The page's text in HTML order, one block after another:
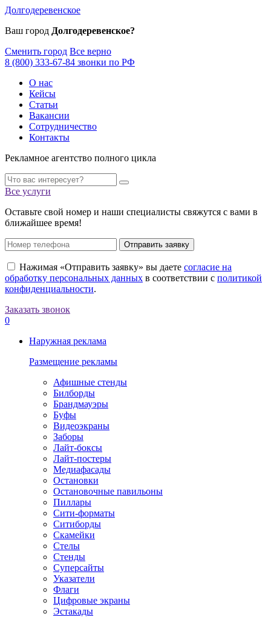
Долгодеревенское
Ваш город Долгодеревенское?
Сменить город Все верно
8 (800) 333-67-84 звонки по РФ
О нас
Кейсы
Статьи
Вакансии
Сотрудничество
Контакты
Рекламное агентство полного цикла
Все услуги
Оставьте свой номер и наши специалисты свяжутся с вами в
ближайшее время!
Отправить заявку
Нажимая «Отправить заявку» вы даете согласие на
обработку персональных данных в соответствии с политикой
конфиденциальности.
Заказать звонок
0
Наружная реклама
Размещение рекламы
Афишные стенды
Билборды
Брандмауэры
Буфы
Видеоэкраны
Заборы
Лайт-боксы
Лайт-постеры
Медиафасады
Остановки
Остановочные павильоны
Пиллары
Сити-форматы
Ситиборды
Скамейки
Стелы
Стенды
Суперсайты
Указатели
Флаги
Цифровые экраны
Эстакады